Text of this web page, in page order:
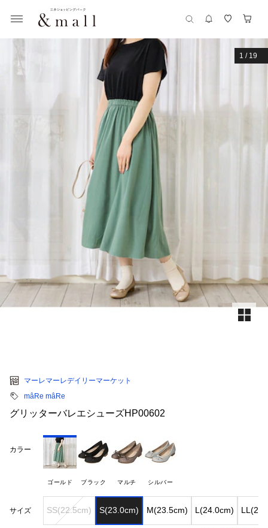
1 / 19
マーレマーレデイリーマーケット
mâRe mâRe
グリッターバレエシューズHP00602
カラー
ゴールド ブラック マルチ シルバー
サイズ SS(22.5cm) S(23.0cm) M(23.5cm) L(24.0cm)